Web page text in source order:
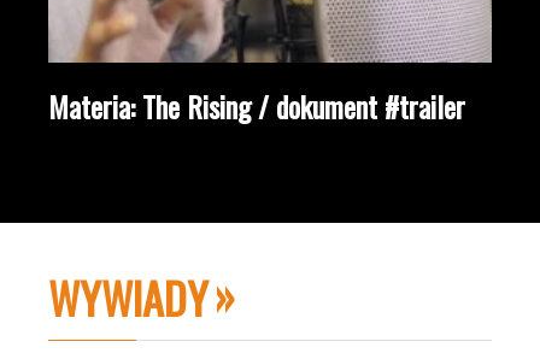
Materia: The Rising / dokument #trailer
WYWIADY